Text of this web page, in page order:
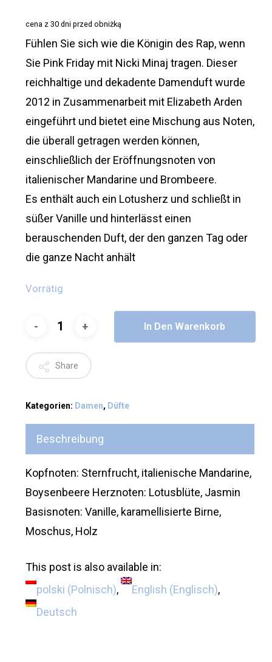
€47,76
€39,60.
cena z 30 dni przed obniżką
Fühlen Sie sich wie die Königin des Rap, wenn
Sie Pink Friday mit Nicki Minaj tragen. Dieser
reichhaltige und dekadente Damenduft wurde
2012 in Zusammenarbeit mit Elizabeth Arden
eingeführt und bietet eine Mischung aus Noten,
die überall getragen werden können,
einschließlich der Eröffnungsnoten von
italienischer Mandarine und Brombeere.
Es enthält auch ein Lotusherz und schließt in
süßer Vanille und hinterlässt einen
berauschenden Duft, der den ganzen Tag oder
die ganze Nacht anhält
Vorrätig
In Den Warenkorb
Share
Kategorien: Damen, Düfte
Beschreibung
Kopfnoten: Sternfrucht, italienische Mandarine,
Boysenbeere Herznoten: Lotusblüte, Jasmin
Basisnoten: Vanille, karamellisierte Birne,
Moschus, Holz
This post is also available in:
polski (Polnisch) English (Englisch)
Deutsch